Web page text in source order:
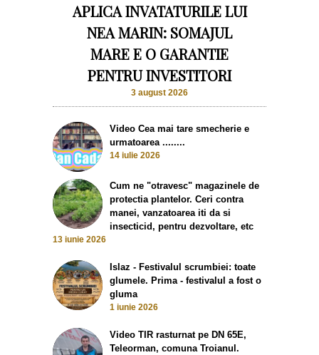
APLICA INVATATURILE LUI
NEA MARIN: SOMAJUL
MARE E O GARANTIE
PENTRU INVESTITORI
3 august 2026
Video Cea mai tare smecherie e
urmatoarea ........
14 iulie 2026
Cum ne "otravesc" magazinele de
protectia plantelor. Ceri contra
manei, vanzatoarea iti da si
insecticid, pentru dezvoltare, etc
13 iunie 2026
Islaz - Festivalul scrumbiei: toate
glumele. Prima - festivalul a fost o
gluma
1 iunie 2026
Video TIR rasturnat pe DN 65E,
Teleorman, comuna Troianul.